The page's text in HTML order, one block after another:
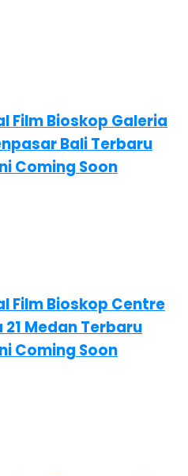
Film Bioskop Galeria
Bali Terbaru
Coming Soon
Film Bioskop Centre
21 Medan Terbaru
Coming Soon